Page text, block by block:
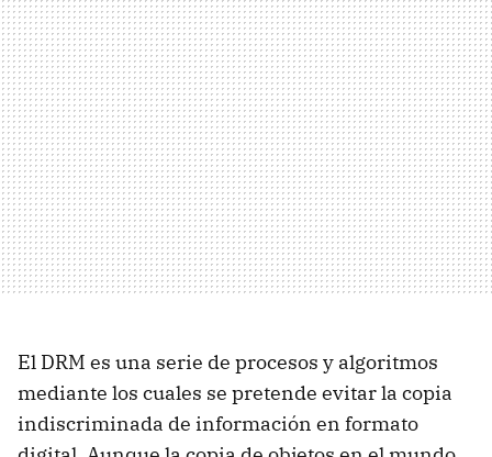
El DRM es una serie de procesos y algoritmos
mediante los cuales se pretende evitar la copia
indiscriminada de información en formato